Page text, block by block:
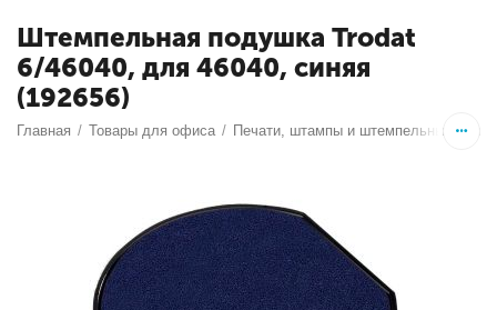
Штемпельная подушка Trodat
6/46040, для 46040, синяя
(192656)
Главная / Товары для офиса / Печати, штампы и штемпельные